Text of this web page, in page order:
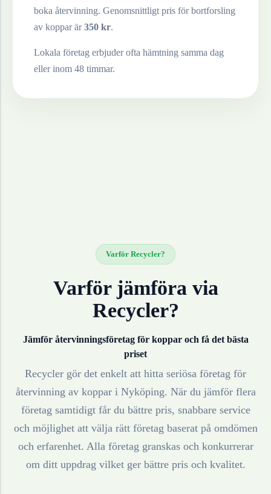
boka återvinning. Genomsnittligt pris för bortforsling
av kopparär350 kr.
Lokala företag erbjuder ofta hämtning samma dag
eller inom 48 timmar.
Varför Recycler?
Varför jämföra via
Recycler?
Jämför återvinningsföretag för kopparoch få det bästa
priset
Recycler gör det enkelt att hitta seriösa företag för
återvinning av koppari Nyköping. När du jämför flera
företag samtidigt får du bättre pris, snabbare service
och möjlighet att välja rätt företag baserat på omdömen
och erfarenhet. Alla företag granskas och konkurrerar
om ditt uppdrag vilket ger bättre pris och kvalitet.